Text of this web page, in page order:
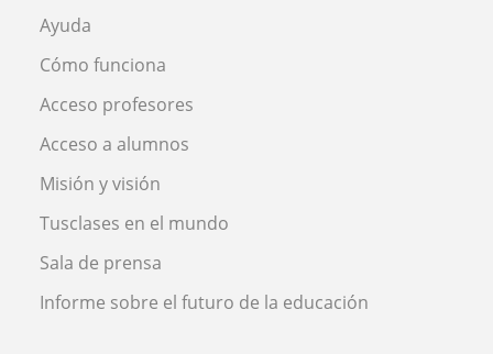
Ayuda
Cómo funciona
Acceso profesores
Acceso a alumnos
Misión y visión
Tusclases en el mundo
Sala de prensa
Informe sobre el futuro de la educación